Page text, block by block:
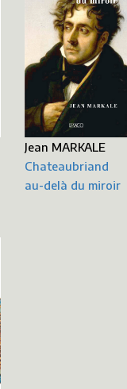
Jean MARKALE
Chateaubriand
au-delà du miroir